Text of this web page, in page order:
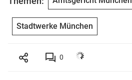
Stadtwerke München
0